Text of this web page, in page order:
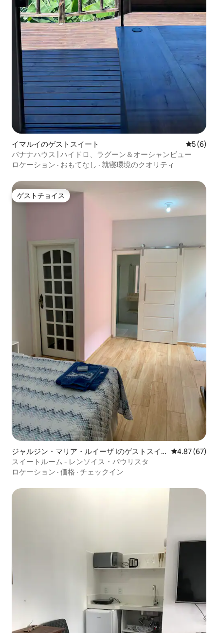
イマルイのゲストスイート レビュー
5 (6)
バナナハウス | ハイドロ、ラグーン＆オーシャンビュー
ロケーション · おもてなし · 就寝環境のクオリティ
ゲストチョイス
ゲストチョイス
ジャルジン・マリア・ルイーザ Iのゲストスイ
ート
レビュー67
4.87 (67)
スイートルーム - レンソイス・パウリスタ
ロケーション · 価格 · チェックイン